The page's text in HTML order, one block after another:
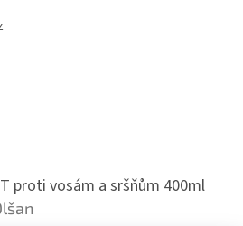
proti vosám a sršňům 400ml
je 5 z 5 hvězdiček.